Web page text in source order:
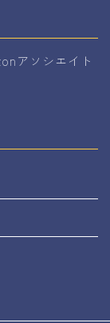
アソシエイト